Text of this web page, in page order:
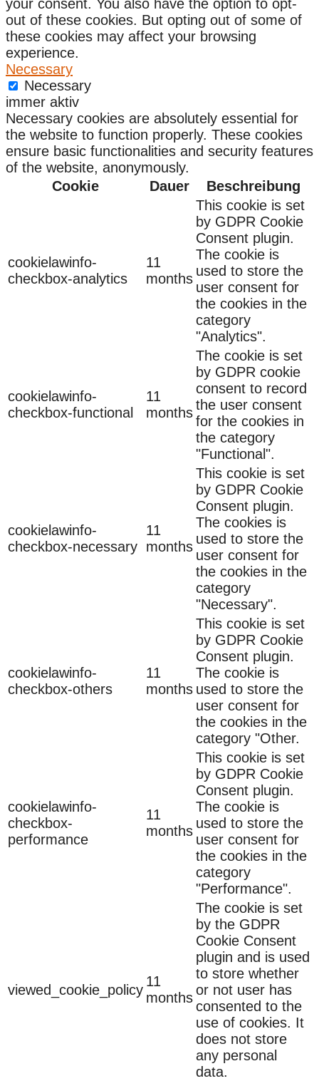
your consent. You also have the option to opt-
out of these cookies. But opting out of some of
these cookies may affect your browsing
experience.
Necessary
Necessary
immer aktiv
Necessary cookies are absolutely essential for
the website to function properly. These cookies
ensure basic functionalities and security features
of the website, anonymously.
Cookie
Dauer Beschreibung
cookielawinfo-
checkbox-analytics
11
months
This cookie is set
by GDPR Cookie
Consent plugin.
The cookie is
used to store the
user consent for
the cookies in the
category
"Analytics".
cookielawinfo-
checkbox-functional
11
months
The cookie is set
by GDPR cookie
consent to record
the user consent
for the cookies in
the category
"Functional".
cookielawinfo-
checkbox-necessary
11
months
This cookie is set
by GDPR Cookie
Consent plugin.
The cookies is
used to store the
user consent for
the cookies in the
category
"Necessary".
cookielawinfo-
checkbox-others
11
months
This cookie is set
by GDPR Cookie
Consent plugin.
The cookie is
used to store the
user consent for
the cookies in the
category "Other.
cookielawinfo-
checkbox-
performance
11
months
This cookie is set
by GDPR Cookie
Consent plugin.
The cookie is
used to store the
user consent for
the cookies in the
category
"Performance".
viewed_cookie_policy
11
months
The cookie is set
by the GDPR
Cookie Consent
plugin and is used
to store whether
or not user has
consented to the
use of cookies. It
does not store
any personal
data.